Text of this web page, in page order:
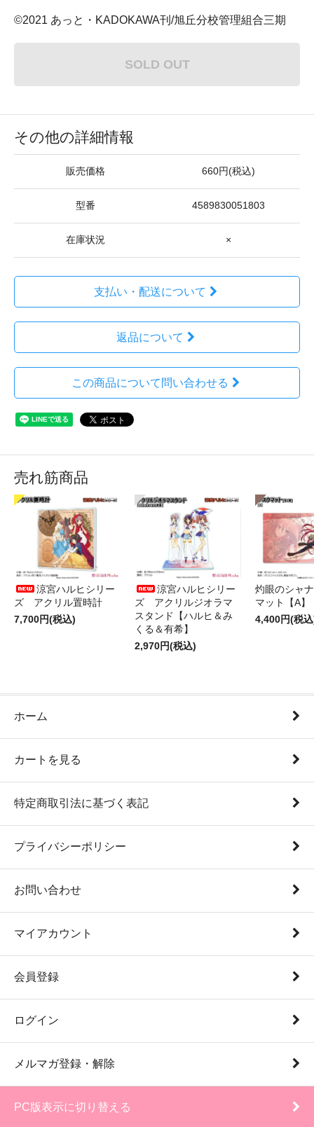
©2021 あっと・KADOKAWA刊/旭丘分校管理組合三期
SOLD OUT
その他の詳細情報
販売価格 660円(税込)
型番 4589830051803
在庫状況 ×
支払い・配送について
返品について
この商品について問い合わせる
売れ筋商品
涼宮ハルヒシリー
ズ アクリル置時計
7,700円(税込)
涼宮ハルヒシリー
ズ アクリルジオラマ
スタンド【ハルヒ＆み
くる＆有希】
2,970円(税込)
灼眼のシャ
マット【A】
4,400円(税
ホーム
カートを見る
特定商取引法に基づく表記
プライバシーポリシー
お問い合わせ
マイアカウント
会員登録
ログイン
メルマガ登録・解除
PC版表示に切り替える